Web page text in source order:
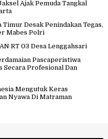
Ajak Pemuda Tangkal
Desak Penindakan Tegas,
Mabes Polri
RT 03 Desa Lenggahsari
Pascaperistiwa
Profesional Dan
Mengutuk Keras
Nyawa Di Matraman